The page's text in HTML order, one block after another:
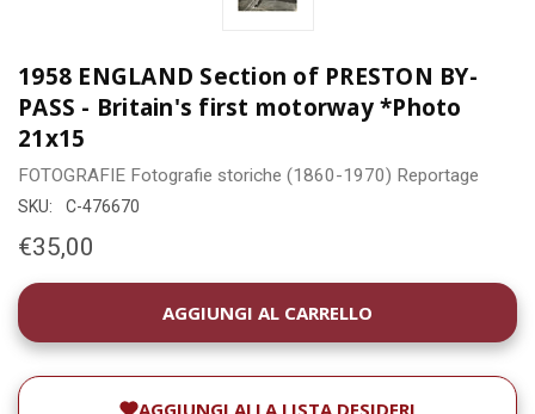
1958 ENGLAND Section of PRESTON BY-
PASS - Britain's first motorway *Photo
21x15
FOTOGRAFIE Fotografie storiche (1860-1970) Reportage
SKU: C-476670
€35,00
DISPONIBILITÀ
ATTUALE: